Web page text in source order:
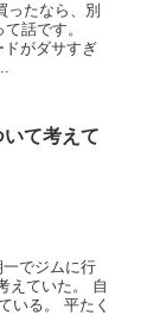
ったなら、別
話です。
ドがダサすぎ
て考えて
でジムに行
えていた。 自
いる。 平たく